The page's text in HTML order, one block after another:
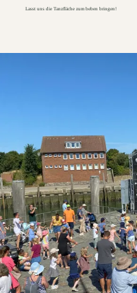
Lasst uns die Tanzfläche zum beben bringen!